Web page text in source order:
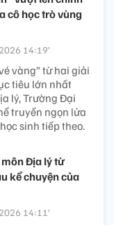
cô học trò vùng
14:19’
vàng” từ hai giải
tiêu lớn nhất
lý, Trường Đại
truyền ngọn lửa
sinh tiếp theo.
môn Địa lý từ
kể chuyện của
14:11’